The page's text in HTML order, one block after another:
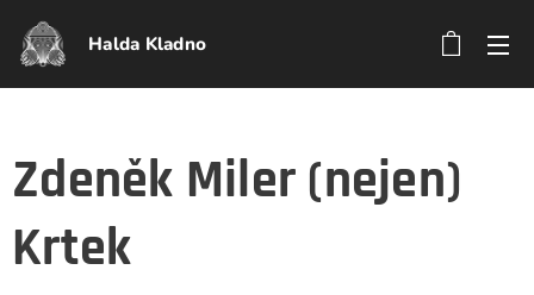
Halda Kladno
Zdeněk Miler (nejen)
Krtek